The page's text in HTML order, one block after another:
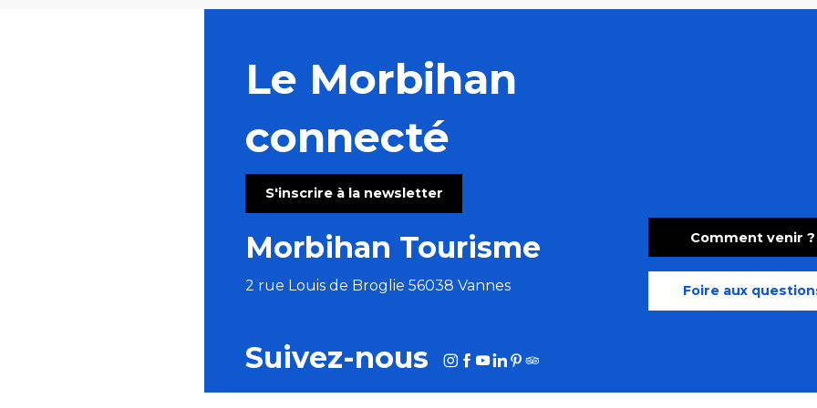
Le Morbihan
connecté
S'inscrire à la newsletter
Morbihan Tourisme
2 rue Louis de Broglie 56038 Vannes
Comment venir ?
Foire aux
Suivez-nous